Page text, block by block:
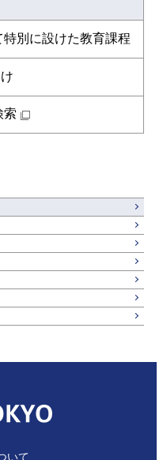
科学技術コース
報卓越コース
コース
ー・情報コース
科学技術コース
報卓越コース
ト社会卓越コース
報卓越コース
境学コース
ト社会卓越コース
境学コース
ーコース
ー・情報コース
アリングデザイン
学コース
報卓越コース
間科学コース
ト社会卓越コース
学系
ション科学コース
科学技術コース
位課程
専門職学位課程
別に設けた教育課程
索
いて